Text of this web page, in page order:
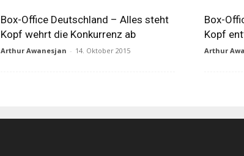
Box-Office Deutschland – Alles steht
Kopf wehrt die Konkurrenz ab
Arthur Awanesjan - 14. Oktober 2015
Box-
Kopf
Arthur